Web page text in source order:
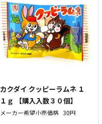
カクダイ クッピーラムネ １
１ｇ 【購入入数３０個】
メーカー希望小売価格 30円